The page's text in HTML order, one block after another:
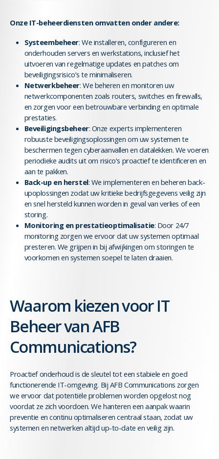
Onze IT-beheerdiensten omvatten onder andere:
Systeembeheer: We installeren, configureren en
onderhouden servers en werkstations, inclusief het
uitvoeren van regelmatige updates en patches om
beveiligingsrisico’s te minimaliseren.
Netwerkbeheer: We beheren en monitoren uw
netwerkcomponenten zoals routers, switches en firewalls,
en zorgen voor een betrouwbare verbinding en optimale
prestaties.
Beveiligingsbeheer: Onze experts implementeren
robuuste beveiligingsoplossingen om uw systemen te
beschermen tegen cyberaanvallen en datalekken. We voeren
periodieke audits uit om risico’s proactief te identificeren en
aan te pakken.
Back-up en herstel: We implementeren en beheren back-
upoplossingen zodat uw kritieke bedrijfsgegevens veilig zijn
en snel hersteld kunnen worden in geval van verlies of een
storing.
Monitoring en prestatieoptimalisatie: Door 24/7
monitoring zorgen we ervoor dat uw systemen optimaal
presteren. We grijpen in bij afwijkingen om storingen te
voorkomen en systemen soepel te laten draaien.
Waarom kiezen voor IT
Beheer van AFB
Communications?
Proactief onderhoud is de sleutel tot een stabiele en goed
functionerende IT-omgeving. Bij AFB Communications zorgen
we ervoor dat potentiële problemen worden opgelost nog
voordat ze zich voordoen. We hanteren een aanpak waarin
preventie en continu optimaliseren centraal staan, zodat uw
systemen en netwerken altijd up-to-date en veilig zijn.